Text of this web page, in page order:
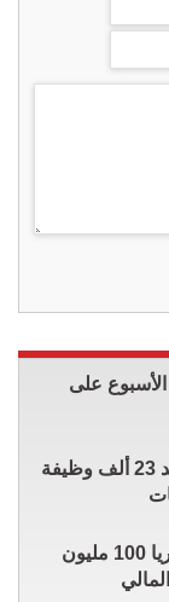
الأسبوع على
الاقتصاد الأميركي يفقد 23 ألف وظيفة
البنك الدولي يمنح سوريا 100 مليون